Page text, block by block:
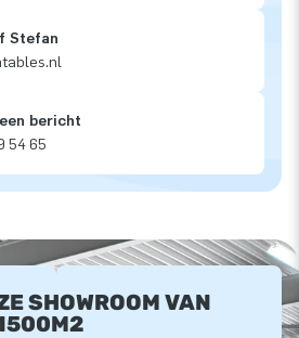
Stefan
bericht
54 65
SHOWROOM VAN